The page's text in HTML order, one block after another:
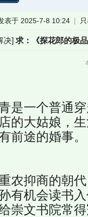
表于 2025-7-8 10:24 |
决]求：《探花郎的极
是一个普通
的大姑娘，
前途的婚事。
农抑商的朝
有机会读书
崇文书院常